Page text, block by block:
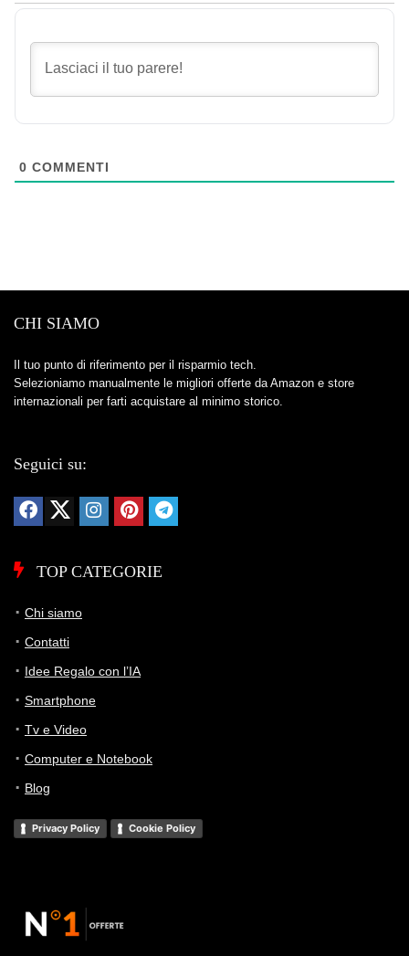
0 COMMENTI
CHI SIAMO
Il tuo punto di riferimento per il risparmio tech.
Selezioniamo manualmente le migliori offerte da Amazon e store
internazionali per farti acquistare al minimo storico.
Seguici su:
TOP CATEGORIE
Chi siamo
Contatti
Idee Regalo con l’IA
Smartphone
Tv e Video
Computer e Notebook
Blog
Privacy Policy Cookie Policy